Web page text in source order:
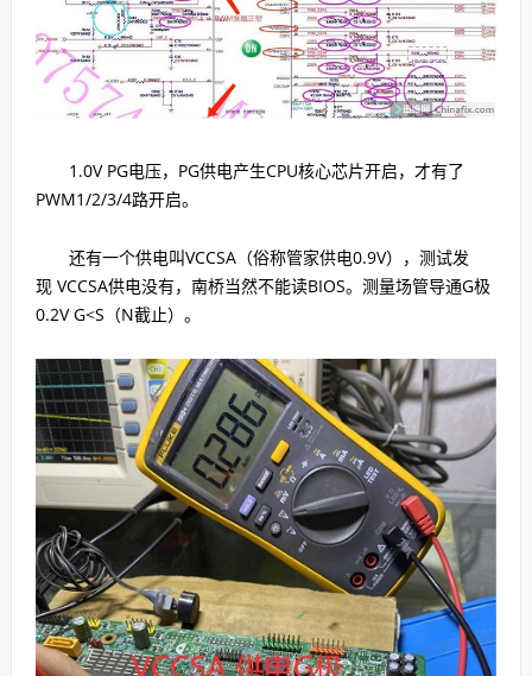
1.0V PG电压，PG供电产生CPU核心芯片开启，才有了
PWM1/2/3/4路开启。
还有一个供电叫VCCSA（俗称管家供电0.9V），测试发
现 VCCSA供电没有，南桥当然不能读BIOS。测量场管导通G极
0.2V G<S（N截止）。